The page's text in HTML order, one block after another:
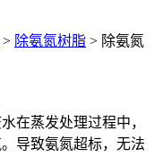
> 除氨氮树脂 > 除氨氮
在蒸发处理过程中，
导致氨氮超标，无法